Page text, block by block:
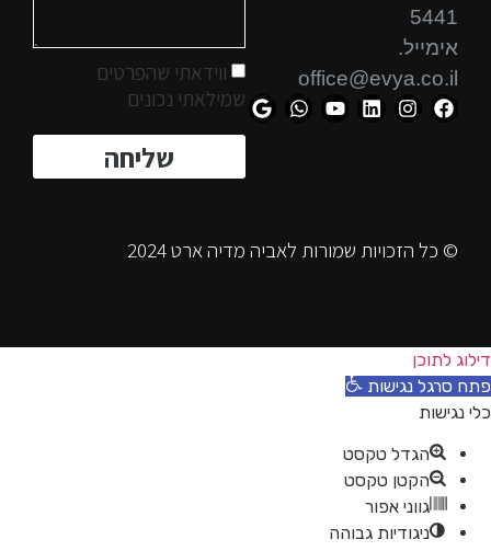
5441
אימייל.
office@evya.co.il
ווידאתי שהפרטים
שמילאתי נכונים
שליחה
© כל הזכויות שמורות לאביה מדיה ארט 2024
לתוכן
סרגל נגישות
נגישות
הגדל טקסט
הקטן טקסט
גווני אפור
ניגודיות גבוהה